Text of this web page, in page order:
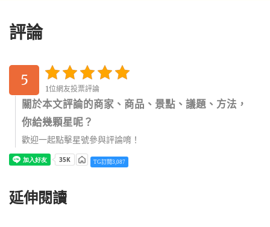
評論
5
1位網友投票評論
關於本文評論的商家、商品、景點、議題、方法，
你給幾顆星呢？
歡迎一起點擊星號參與評論唷！
TG訂閱3,087
延伸閱讀